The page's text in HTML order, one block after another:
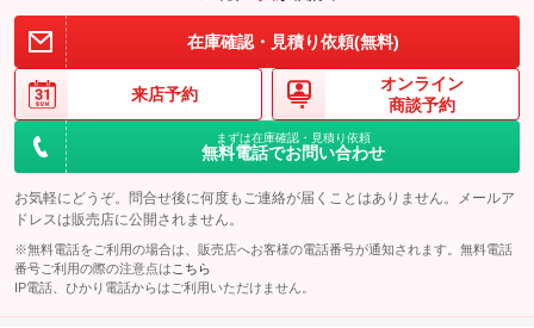
在庫確認・見積り依頼(無料)
来店予約
オンライン
商談予約
まずは在庫確認・見積り依頼
無料電話でお問い合わせ
お気軽にどうぞ。問合せ後に何度もご連絡が届くことはありません。メールア
ドレスは販売店に公開されません。
※無料電話をご利用の場合は、販売店へお客様の電話番号が通知されます。無料電話
番号ご利用の際の注意点は こちら
IP電話、ひかり電話からはご利用いただけません。